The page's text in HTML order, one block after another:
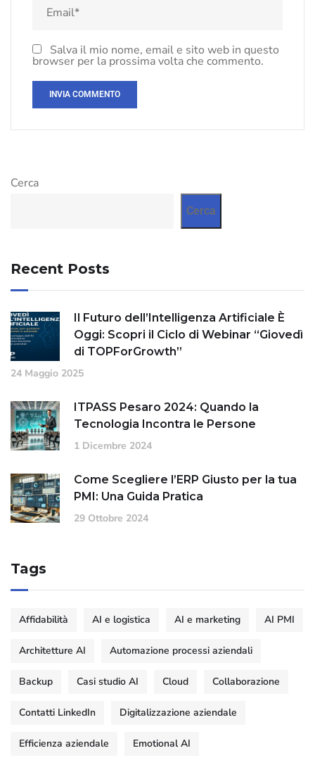
Salva il mio nome, email e sito web in questo
browser per la prossima volta che commento.
Cerca
Cerca
Recent Posts
Il Futuro dell’Intelligenza Artificiale È
Oggi: Scopri il Ciclo di Webinar “Giovedì
di TOPForGrowth”
24 Maggio 2025
ITPASS Pesaro 2024: Quando la
Tecnologia Incontra le Persone
1 Dicembre 2024
Come Scegliere l’ERP Giusto per la tua
PMI: Una Guida Pratica
29 Ottobre 2024
Tags
Affidabilità AI e logistica AI e marketing AI PMI
Architetture AI Automazione processi aziendali
Backup Casi studio AI Cloud Collaborazione
Contatti LinkedIn Digitalizzazione aziendale
Efficienza aziendale Emotional AI